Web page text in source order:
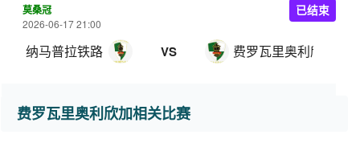
莫桑冠
2026-06-17 21:00
纳马普拉铁路 VS 费罗瓦里奥利欣加
已结束
费罗瓦里奥利欣加相关比赛